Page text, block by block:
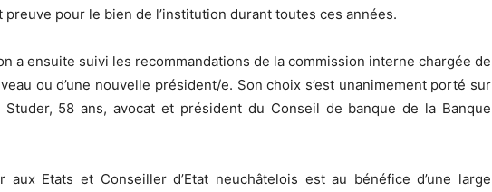
preuve pour le bien de l’institution durant toutes ces années.
a ensuite suivi les recommandations de la commission interne chargée de
ou d’une nouvelle président/e. Son choix s’est unanimement porté sur
Studer, 58 ans, avocat et président du Conseil de banque de la Banque
aux Etats et Conseiller d’Etat neuchâtelois est au bénéfice d’une large